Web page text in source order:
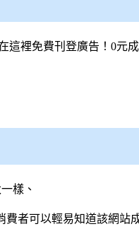
這裡免費刊登廣告！0元
樣、
者可以輕易知道該網